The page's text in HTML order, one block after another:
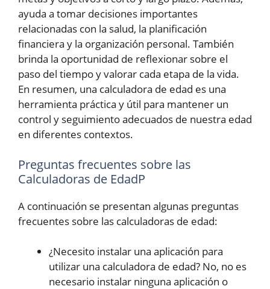
ayuda a tomar decisiones importantes
relacionadas con la salud, la planificación
financiera y la organización personal. También
brinda la oportunidad de reflexionar sobre el
paso del tiempo y valorar cada etapa de la vida.
En resumen, una calculadora de edad es una
herramienta práctica y útil para mantener un
control y seguimiento adecuados de nuestra edad
en diferentes contextos.
Preguntas frecuentes sobre las
Calculadoras de EdadP
A continuación se presentan algunas preguntas
frecuentes sobre las calculadoras de edad:
¿Necesito instalar una aplicación para
utilizar una calculadora de edad? No, no es
necesario instalar ninguna aplicación o